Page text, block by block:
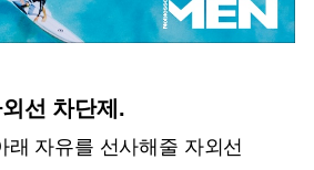
선 차단제.
래 자유를 선사해줄 자외선